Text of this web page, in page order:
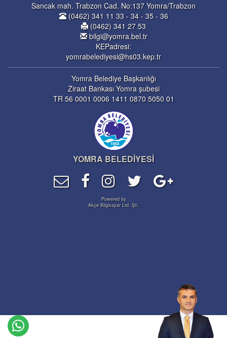
Sancak mah. Trabzon Cad. No:137 Yomra/Trabzon
(0462) 341 11 33 - 34 - 35 - 36
(0462) 341 27 53
bilgi@yomra.bel.tr
KEPadresi:
yomrabelediyesi@hs03.kep.tr
Yomra Belediye Başkanlığı
Ziraat Bankası Yomra şubesi
TR 56 0001 0006 1411 0870 5050 01
YOMRA BELEDİYESİ
Powered by
Akçe Bilgisayar Ltd. Şti.